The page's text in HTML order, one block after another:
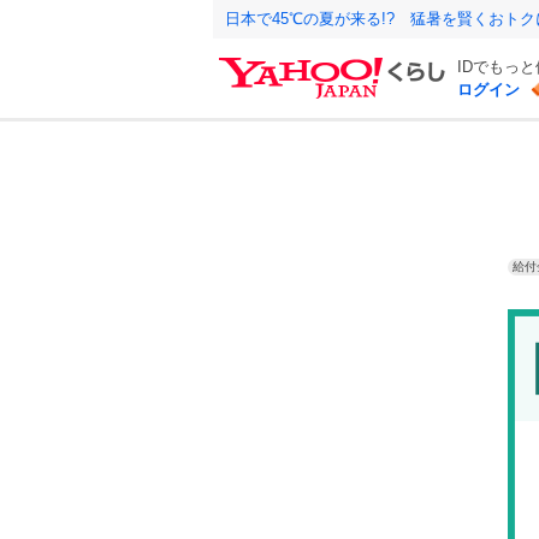
日本で45℃の夏が来る!? 猛暑を賢くおトク
IDでもっ
ログイン
給付